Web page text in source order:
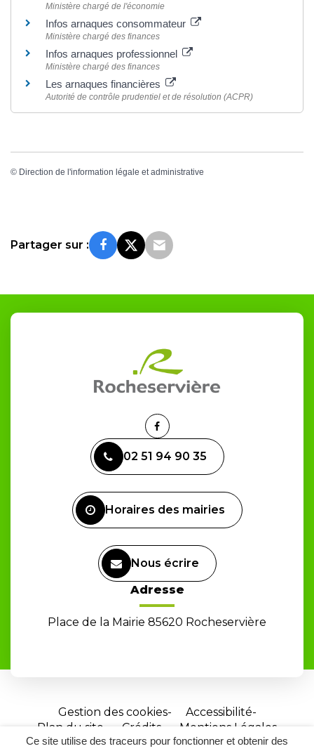
Ce site utilise des traceurs pour fonctionner et obtenir des
Ministère chargé de l'économie
Infos arnaques consommateur
Ministère chargé des finances
Infos arnaques professionnel
Ministère chargé des finances
Les arnaques financières
Autorité de contrôle prudentiel et de résolution (ACPR)
© Direction de l'information légale et administrative
Partager sur :
Lien
le
compte
02 51 94 90 35
Horaires des mairies
Nous écrire
Adresse
Place de la Mairie 85620 Rocheservière
Gestion des cookies
Accessibilité
Plan du site
Crédits
Mentions Légales